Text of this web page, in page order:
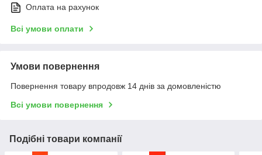
Оплата на рахунок
Всі умови оплати
Умови повернення
Повернення товару впродовж 14 днів за домовленістю
Всі умови повернення
Подібні товари компанії